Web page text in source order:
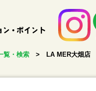
覧・検索 > LA MER大畑店